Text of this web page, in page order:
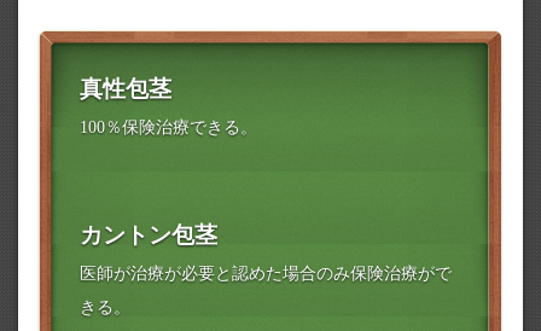
真性包茎
100％保険治療できる。
カントン包茎
医師が治療が必要と認めた場合のみ保険治療がで
きる。